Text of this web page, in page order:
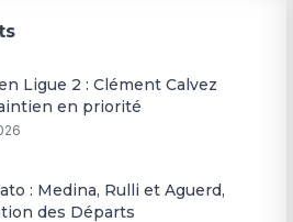
Ligue 2 : Clément Calvez
en priorité
: Medina, Rulli et Aguerd,
des Départs